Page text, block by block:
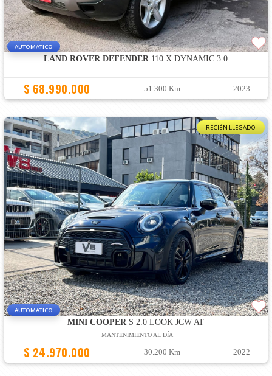
AUTOMATICO
LAND ROVER DEFENDER 110 X DYNAMIC 3.0
$ 68.990.000 51.300 Km 2023
RECIÉN LLEGADO
AUTOMATICO
MINI COOPER S 2.0 LOOK JCW AT
MANTENIMIENTO AL DÍA
$ 24.970.000 30.200 Km 2022